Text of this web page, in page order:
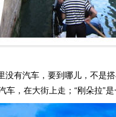
有汽车，要到哪儿，不是
，在大街上走；“刚朵拉”